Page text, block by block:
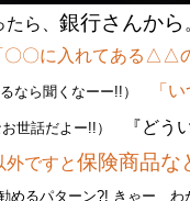
ら、 銀行さんから
〇〇に入れてある△△
るなら聞くなーー!!） 「
お世話だよー!!） 『どう
外ですと保険商品な
めるパターン?! きゃー わ